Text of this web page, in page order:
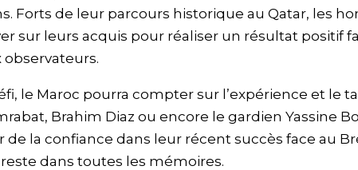
Forts de leur parcours historique au Qatar, les
sur leurs acquis pour réaliser un résultat positif
le Maroc pourra compter sur l’expérience et le
Brahim Diaz ou encore le gardien Yassine
la confiance dans leur récent succès face au
dans toutes les mémoires.